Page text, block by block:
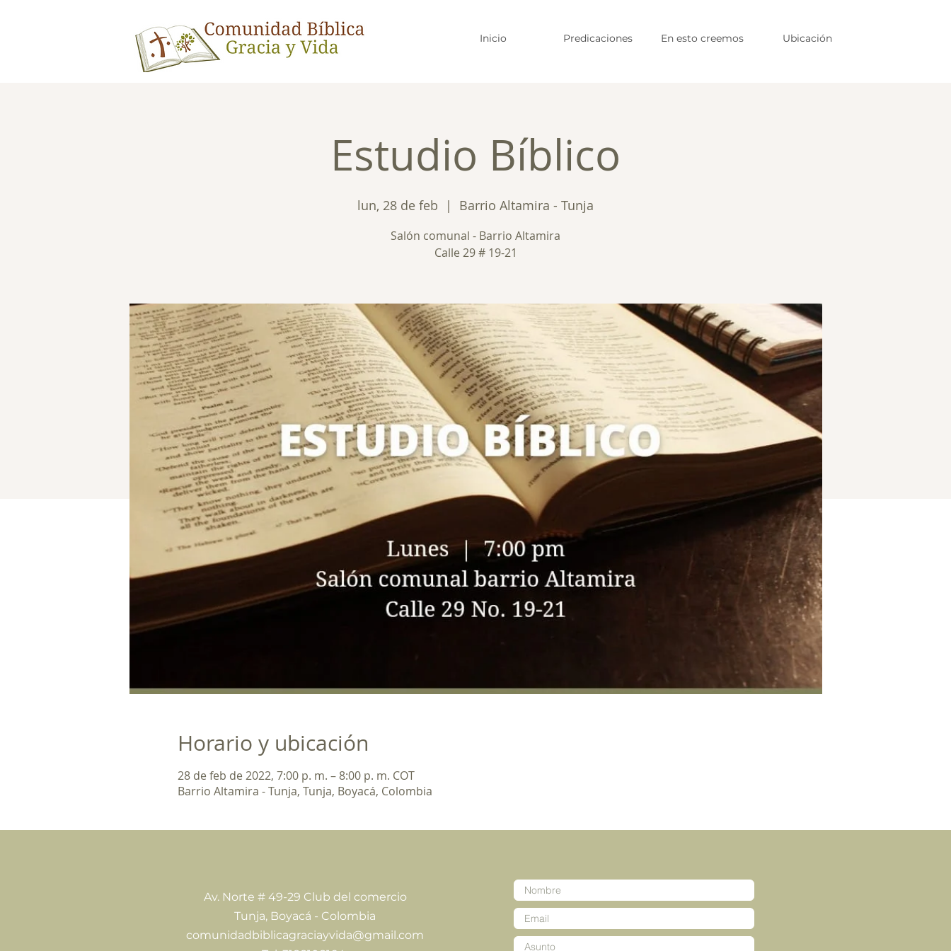
Inicio Predicaciones En esto creemos Ubicación
Estudio Bíblico
lun, 28 de feb
  |
Barrio Altamira - Tunja
Salón comunal - Barrio Altamira
Calle 29 # 19-21
Horario y ubicación
28 de feb de 2022, 7:00 p. m. – 8:00 p. m. COT
Barrio Altamira - Tunja, Tunja, Boyacá, Colombia
Av. Norte # 49-29 Club del comercio
Tunja, Boyacá - Colombia
comunidadbiblicagraciayvida@gmail.com